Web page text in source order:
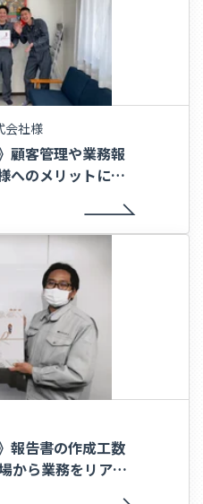
会社様
顧客管理や業務報
へのメリットに〜
報告書の作成工数
から業務をリアル